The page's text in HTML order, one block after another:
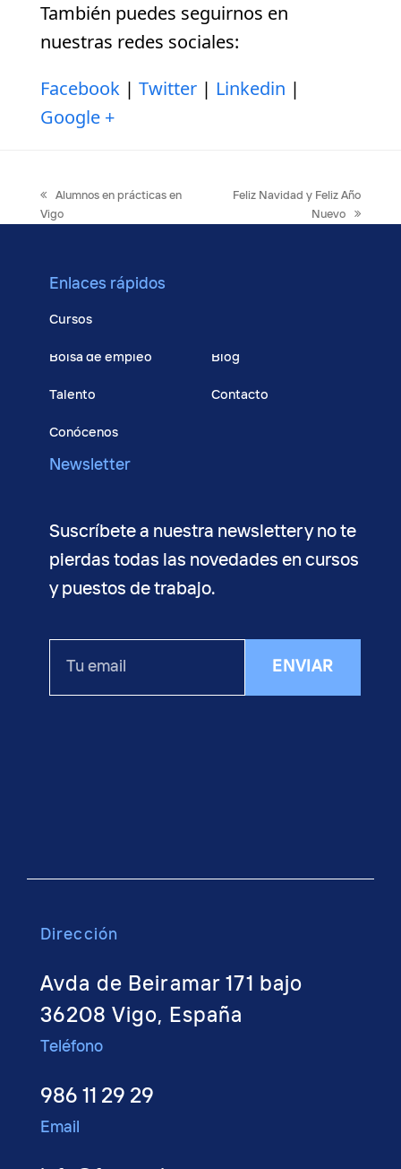
También puedes seguirnos en
nuestras redes sociales:
Facebook | Twitter| Linkedin |
Google +
previous
post:
Alumnos en prácticas en
Vigo
next
Feliz Navidad y Feliz Año
Nuevo
Enlaces rápidos
Cursos
Bolsa de empleo
Talento
Conócenos
Blog
Contacto
Newsletter
Suscríbete a nuestra newsletter y no te
pierdas todas las novedades en cursos
y puestos de trabajo.
ENVIAR
Dirección
Avda de Beiramar 171 bajo
36208 Vigo, España
Teléfono
986 11 29 29
Email